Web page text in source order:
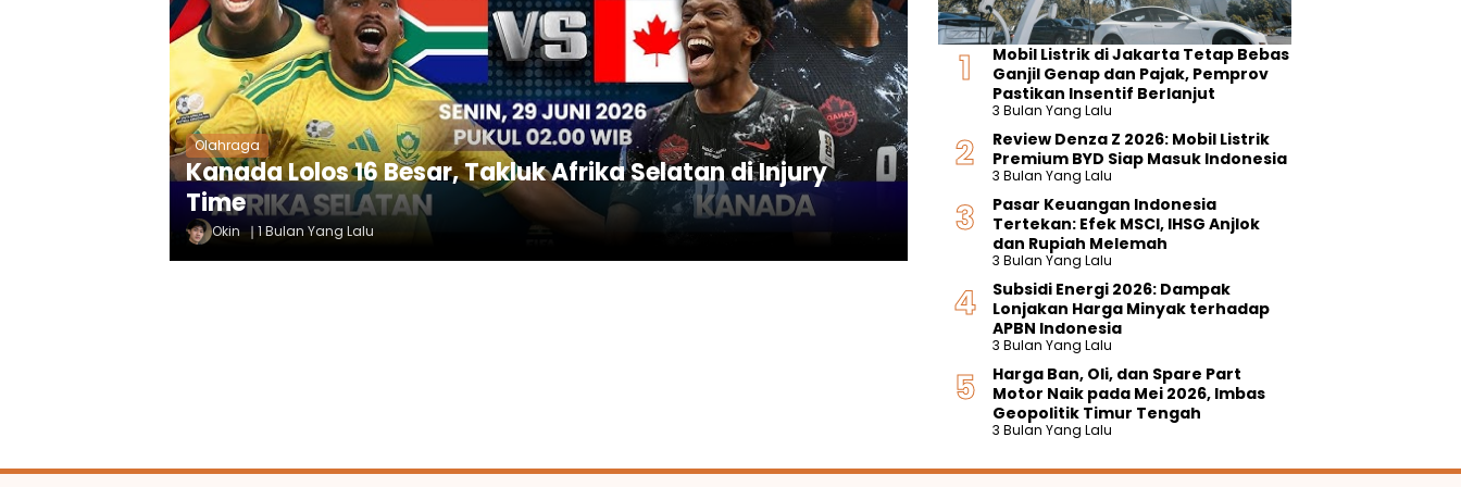
Olahraga
Kanada Lolos 16 Besar, Takluk Afrika Selatan di Injury
Time
Okin 1 Bulan Yang Lalu
Mobil Listrik di Jakarta Tetap Bebas
Ganjil Genap dan Pajak, Pemprov
Pastikan Insentif Berlanjut
3 Bulan Yang Lalu
Review Denza Z 2026: Mobil Listrik
Premium BYD Siap Masuk Indonesia
3 Bulan Yang Lalu
Pasar Keuangan Indonesia
Tertekan: Efek MSCI, IHSG Anjlok
dan Rupiah Melemah
3 Bulan Yang Lalu
Subsidi Energi 2026: Dampak
Lonjakan Harga Minyak terhadap
APBN Indonesia
3 Bulan Yang Lalu
Harga Ban, Oli, dan Spare Part
Motor Naik pada Mei 2026, Imbas
Geopolitik Timur Tengah
3 Bulan Yang Lalu